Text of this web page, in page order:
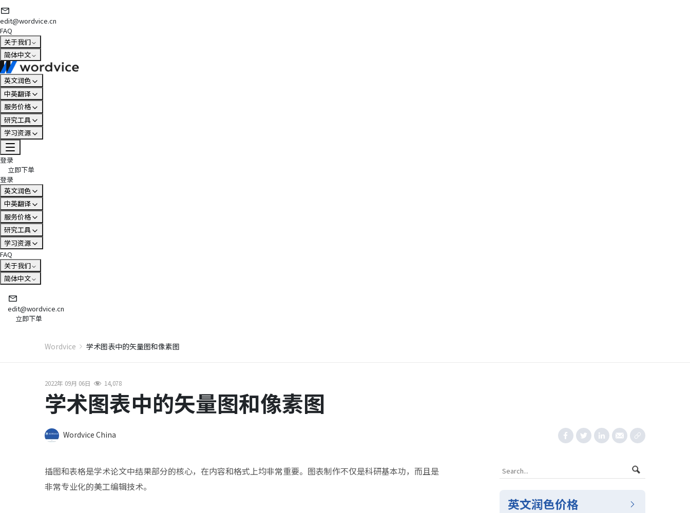
edit@wordvice.cn
FAQ
关于我们
简体中文
英文润色
中英翻译
服务价格
研究工具
学习资源
登录
立即下单
登录
英文润色
中英翻译
服务价格
研究工具
学习资源
FAQ
关于我们
简体中文
edit@wordvice.cn
立即下单
Wordvice 学术图表中的矢量图和像素图
2022年 09月 06日 14,078
学术图表中的矢量图和像素图
Wordvice China
插图和表格是学术论文中结果部分的核心，在内容和格式上均非常重要。图表制作不仅是科研基本功，而且是
非常专业化的美工编辑技术。
英文润色价格